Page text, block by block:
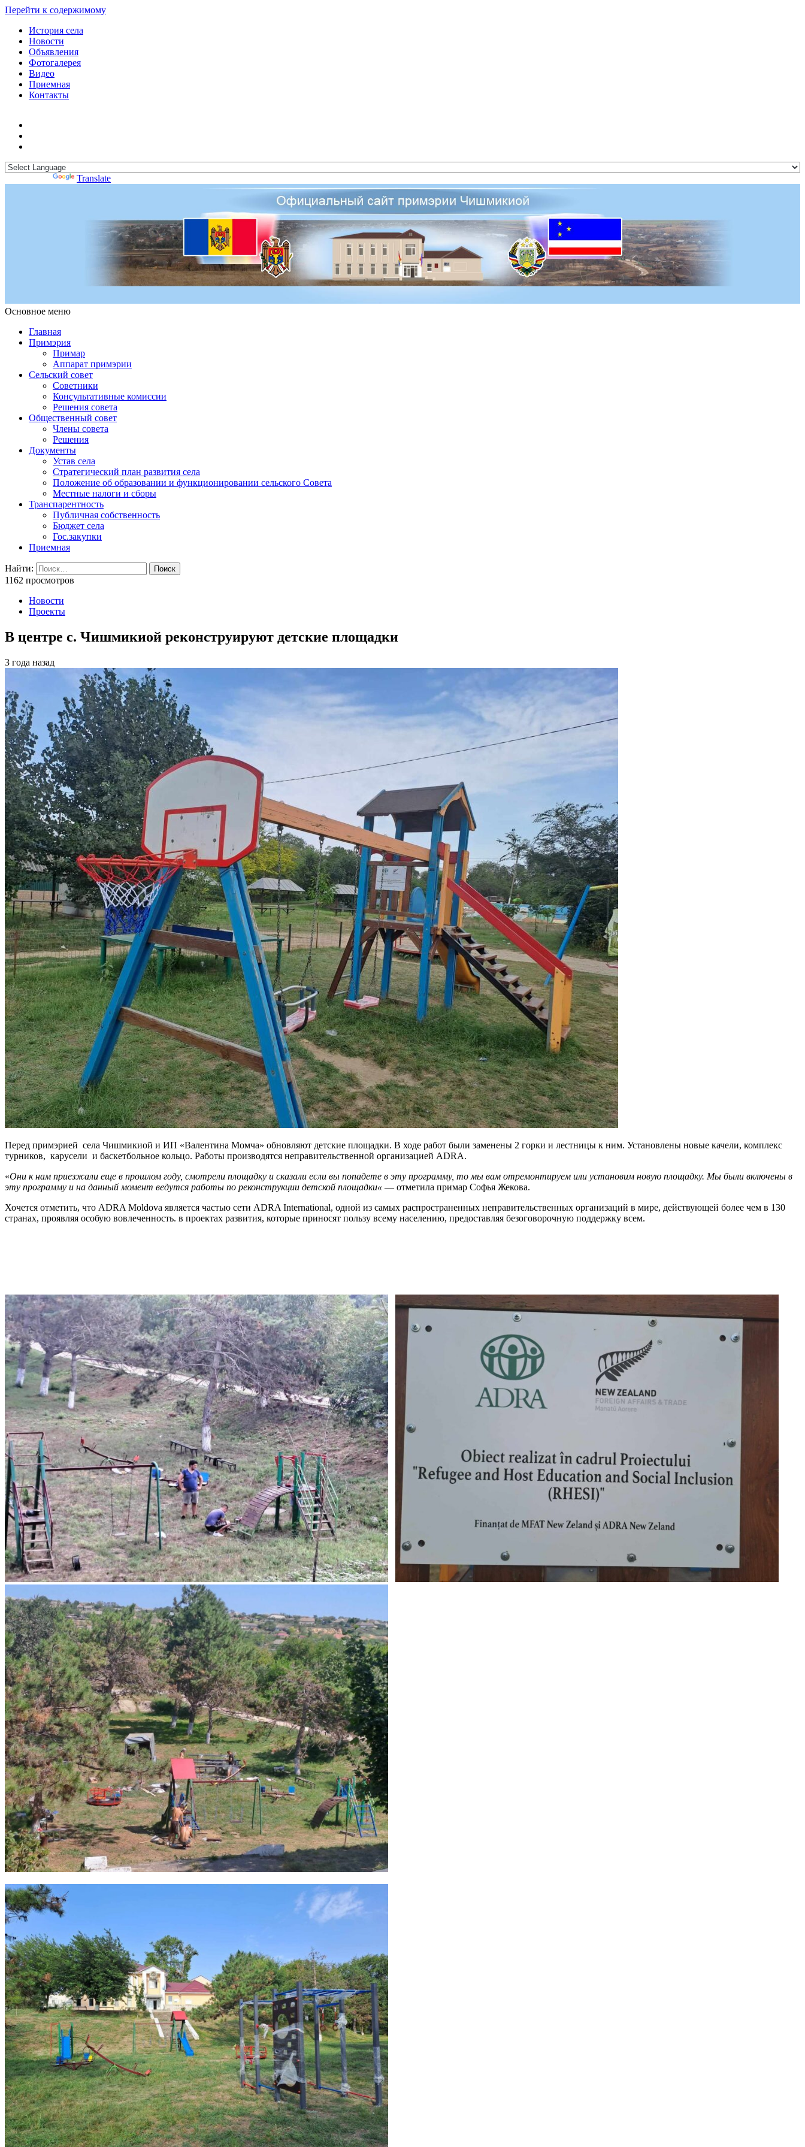
Перейти к содержимому
История села
Новости
Объявления
Фотогалерея
Видео
Приемная
Контакты
Translate
Основное меню
Примэрия Чишмикиой
Главная
Примэрия
Примар
Аппарат примэрии
Сельский совет
Советники
Консультативные комиссии
Решения совета
Общественный совет
Члены совета
Решения
Документы
Устав села
Стратегический план развития села
Положение об образовании и функционировании сельского Совета
Местные налоги и сборы
Транспарентность
Публичная собственность
Бюджет села
Гос.закупки
Приемная
Найти:
1162 просмотров
Новости
Проекты
В центре с. Чишмикиой реконструируют детские площадки
3 года назад
Перед примэрией села Чишмикиой и ИП «Валентина Момча» обновляют детские площадки. В ходе работ были заменены 2 горки и лестницы к ним. Установлены новые качели, комплекс
турников, карусели и баскетбольное кольцо. Работы производятся неправительственной организацией ADRA.
«Они к нам приезжали еще в прошлом году, смотрели площадку и сказали если вы попадете в эту программу, то мы вам отремонтируем или установим новую площадку. Мы были включены в
эту программу и на данный момент ведутся работы по реконструкции детской площадки« — отметила примар Софья Жекова.
Хочется отметить, что ADRA Moldova является частью сети ADRA International, одной из самых распространенных неправительственных организаций в мире, действующей более чем в 130
странах, проявляя особую вовлеченность. в проектах развития, которые приносят пользу всему населению, предоставляя безоговорочную поддержку всем.